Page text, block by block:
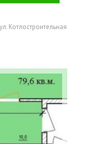
Котлостроительная